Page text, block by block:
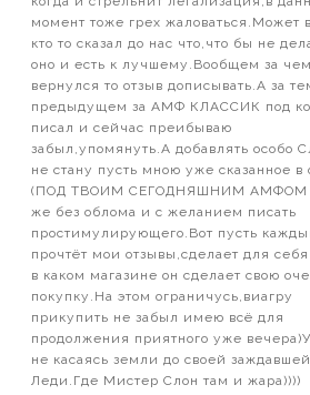
момент тоже грех жаловаться.Может
кто то сказал до нас что,что бы не
оно и есть к лучшему.Вообщем за
вернулся то отзыв дописывать.А за
предыдущем за АМФ КЛАССИК под
писал и сейчас преибываю
забыл,упомянуть.А добавлять особо
не стану пусть мною уже сказанное в
(ПОД ТВОИМ СЕГОДНЯШНИМ АМФОМ
же без облома и с желанием писать
простимулирующего.Вот пусть
прочтёт мои отзывы,сделает для
в каком магазине он сделает свою
покупку.На этом ограничусь,виагру
прикупить не забыл имею всё для
продолжения приятного уже
не касаясь земли до своей
Леди.Где Мистер Слон там и жара))))